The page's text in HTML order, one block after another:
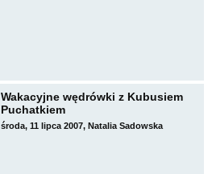
Wakacyjne wędrówki z Kubusiem
Puchatkiem
środa, 11 lipca 2007, Natalia Sadowska